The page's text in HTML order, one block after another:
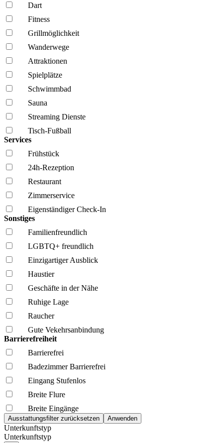
Dart
Fitness
Grillmöglich­keit
Wanderwege
Attraktionen
Spielplätze
Schwimmbad
Sauna
Streaming Dienste
Tisch-Fußball
Services
Frühstück
24h-Rezeption
Restaurant
Zimmerservice
Eigenständiger Check-In
Sonstiges
Familien­freundlich
LGBTQ+ freundlich
Einzigartiger Ausblick
Haustier
Geschäfte in der Nähe
Ruhige Lage
Raucher
Gute Vekehrsanbindung
Barrierefreiheit
Barrierefrei
Badezimmer Barrierefrei
Eingang Stufenlos
Breite Flure
Breite Eingänge
Unterkunftstyp
Unterkunftstyp